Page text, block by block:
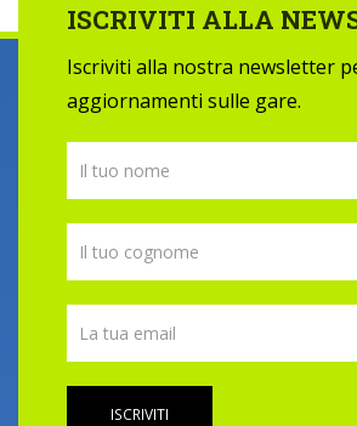
ISCRIVITI ALLA
Iscriviti alla nostra newsletter
aggiornamenti sulle gare.
ISCRIVITI